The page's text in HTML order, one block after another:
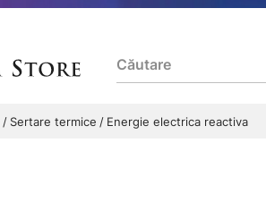
Sertare termice Energie electrica reactiva